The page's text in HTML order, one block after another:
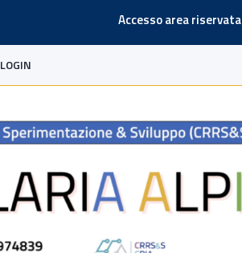
Accesso area riservata
LOGIN